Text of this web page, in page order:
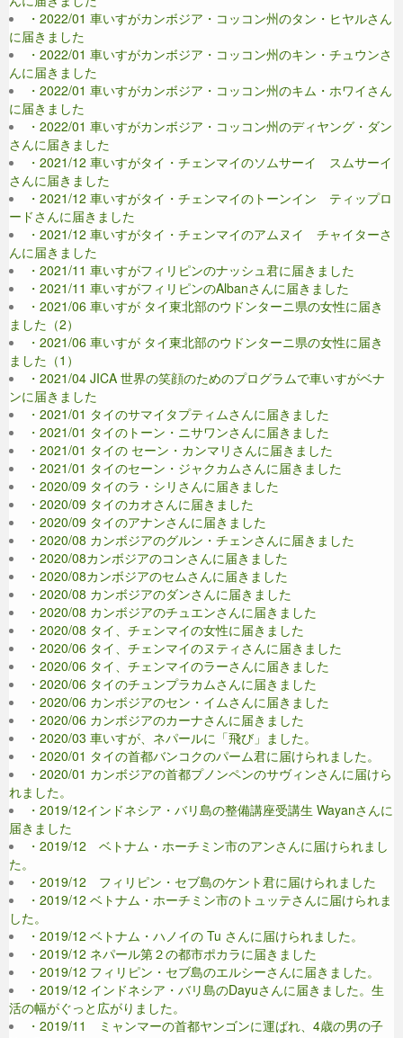
・2022/01 車いすがカンボジア・コッコン州のタン・ヒヤルさん
に届きました
・2022/01 車いすがカンボジア・コッコン州のキン・チュウンさ
んに届きました
・2022/01 車いすがカンボジア・コッコン州のキム・ホワイさん
に届きました
・2022/01 車いすがカンボジア・コッコン州のディヤング・ダン
さんに届きました
・2021/12 車いすがタイ・チェンマイのソムサーイ スムサーイ
さんに届きました
・2021/12 車いすがタイ・チェンマイのトーンイン ティップロ
ードさんに届きました
・2021/12 車いすがタイ・チェンマイのアムヌイ チャイターさ
んに届きました
・2021/11 車いすがフィリピンのナッシュ君に届きました
・2021/11 車いすがフィリピンのAlbanさんに届きました
・2021/06 車いすが タイ東北部のウドンターニ県の女性に届き
ました（2）
・2021/06 車いすが タイ東北部のウドンターニ県の女性に届き
ました（1）
・2021/04 JICA 世界の笑顔のためのプログラムで車いすがベナ
ンに届きました
・2021/01 タイのサマイタプティムさんに届きました
・2021/01 タイのトーン・ニサワンさんに届きました
・2021/01 タイの セーン・カンマリさんに届きました
・2021/01 タイのセーン・ジャクカムさんに届きました
・2020/09 タイのラ・シリさんに届きました
・2020/09 タイのカオさんに届きました
・2020/09 タイのアナンさんに届きました
・2020/08 カンボジアのグルン・チェンさんに届きました
・2020/08カンボジアのコンさんに届きました
・2020/08カンボジアのセムさんに届きました
・2020/08 カンボジアのダンさんに届きました
・2020/08 カンボジアのチュエンさんに届きました
・2020/08 タイ、チェンマイの女性に届きました
・2020/06 タイ、チェンマイのヌティさんに届きました
・2020/06 タイ、チェンマイのラーさんに届きました
・2020/06 タイのチュンプラカムさんに届きました
・2020/06 カンボジアのセン・イムさんに届きました
・2020/06 カンボジアのカーナさんに届きました
・2020/03 車いすが、ネパールに「飛び」ました。
・2020/01 タイの首都バンコクのパーム君に届けられました。
・2020/01 カンボジアの首都プノンペンのサヴィンさんに届けら
れました。
・2019/12インドネシア・バリ島の整備講座受講生 Wayanさんに
届きました
・2019/12 ベトナム・ホーチミン市のアンさんに届けられまし
た。
・2019/12 フィリピン・セブ島のケント君に届けられました
・2019/12 ベトナム・ホーチミン市のトュッテさんに届けられま
した。
・2019/12 ベトナム・ハノイの Tu さんに届けられました。
・2019/12 ネパール第２の都市ポカラに届きました
・2019/12 フィリピン・セブ島のエルシーさんに届きました。
・2019/12 インドネシア・バリ島のDayuさんに届きました。生
活の幅がぐっと広がりました。
・2019/11 ミャンマーの首都ヤンゴンに運ばれ、4歳の男の子